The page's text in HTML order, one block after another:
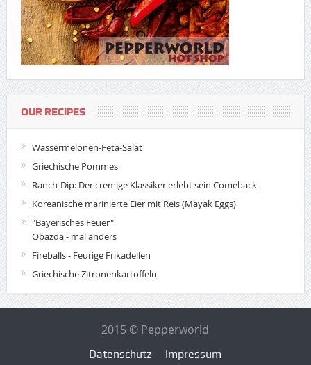
OUR RECIPES
Wassermelonen-Feta-Salat
Griechische Pommes
Ranch-Dip: Der cremige Klassiker erlebt sein Comeback
Koreanische marinierte Eier mit Reis (Mayak Eggs)
"Bayerisches Feuer"
Obazda - mal anders
Fireballs - Feurige Frikadellen
Griechische Zitronenkartoffeln
2015 © Pepperworld
Datenschutz Impressum